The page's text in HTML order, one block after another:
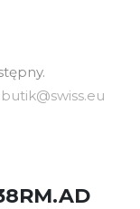
butik@swiss.eu